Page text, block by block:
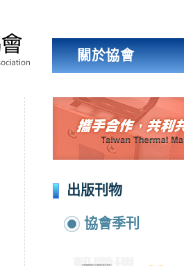
關於協會
出版刊物
協會季刊